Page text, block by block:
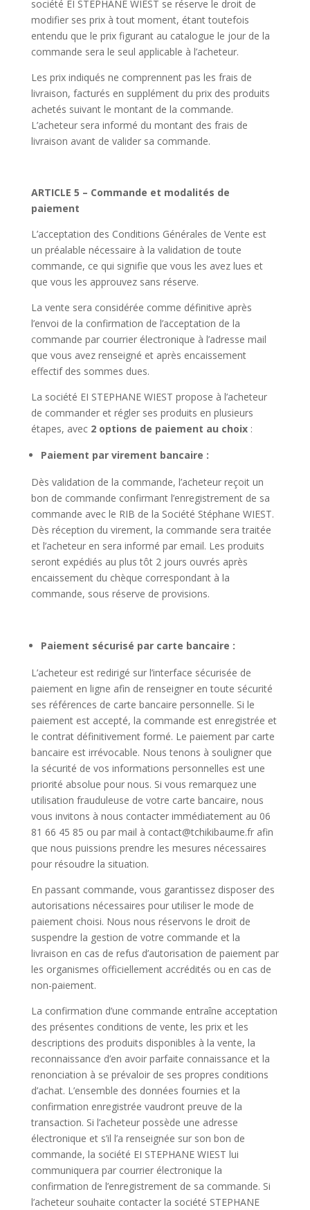
société EI STEPHANE WIEST se réserve le droit de
modifier ses prix à tout moment, étant toutefois
entendu que le prix figurant au catalogue le jour de la
commande sera le seul applicable à l’acheteur.
Les prix indiqués ne comprennent pas les frais de
livraison, facturés en supplément du prix des produits
achetés suivant le montant de la commande.
L’acheteur sera informé du montant des frais de
livraison avant de valider sa commande.
ARTICLE 5 – Commande et modalités de
paiement
L’acceptation des Conditions Générales de Vente est
un préalable nécessaire à la validation de toute
commande, ce qui signifie que vous les avez lues et
que vous les approuvez sans réserve.
La vente sera considérée comme définitive après
l’envoi de la confirmation de l’acceptation de la
commande par courrier électronique à l’adresse mail
que vous avez renseigné et après encaissement
effectif des sommes dues.
La société EI STEPHANE WIEST propose à l’acheteur
de commander et régler ses produits en plusieurs
étapes, avec 2 options de paiement au choix:
Paiement par virement bancaire :
Dès validation de la commande, l’acheteur reçoit un
bon de commande confirmant l’enregistrement de sa
commande avec le RIB de la Société Stéphane WIEST.
Dès réception du virement, la commande sera traitée
et l’acheteur en sera informé par email. Les produits
seront expédiés au plus tôt 2 jours ouvrés après
encaissement du chèque correspondant à la
commande, sous réserve de provisions.
Paiement sécurisé par carte bancaire :
L’acheteur est redirigé sur l’interface sécurisée de
paiement en ligne afin de renseigner en toute sécurité
ses références de carte bancaire personnelle. Si le
paiement est accepté, la commande est enregistrée et
le contrat définitivement formé. Le paiement par carte
bancaire est irrévocable. Nous tenons à souligner que
la sécurité de vos informations personnelles est une
priorité absolue pour nous. Si vous remarquez une
utilisation frauduleuse de votre carte bancaire, nous
vous invitons à nous contacter immédiatement au 06
81 66 45 85 ou par mail à contact@tchikibaume.fr afin
que nous puissions prendre les mesures nécessaires
pour résoudre la situation.
En passant commande, vous garantissez disposer des
autorisations nécessaires pour utiliser le mode de
paiement choisi. Nous nous réservons le droit de
suspendre la gestion de votre commande et la
livraison en cas de refus d’autorisation de paiement par
les organismes officiellement accrédités ou en cas de
non-paiement.
La confirmation d’une commande entraîne acceptation
des présentes conditions de vente, les prix et les
descriptions des produits disponibles à la vente, la
reconnaissance d’en avoir parfaite connaissance et la
renonciation à se prévaloir de ses propres conditions
d’achat. L’ensemble des données fournies et la
confirmation enregistrée vaudront preuve de la
transaction. Si l’acheteur possède une adresse
électronique et s’il l’a renseignée sur son bon de
commande, la société EI STEPHANE WIEST lui
communiquera par courrier électronique la
confirmation de l’enregistrement de sa commande. Si
l’acheteur souhaite contacter la société STEPHANE